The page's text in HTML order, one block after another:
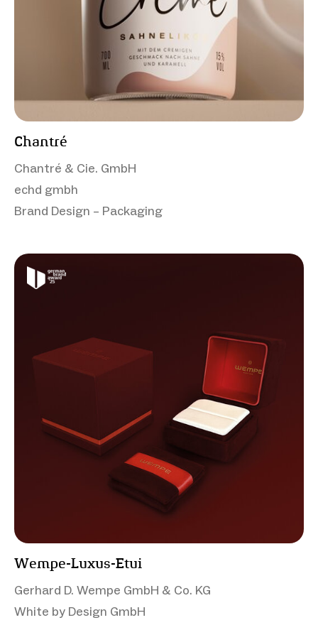
Chantré
Chantré & Cie. GmbH
echd gmbh
Brand Design – Packaging
Wempe-Luxus-Etui
Gerhard D. Wempe GmbH & Co. KG
White by Design GmbH